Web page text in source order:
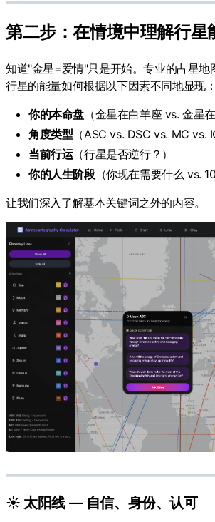
第二步：在情境中理解行星
知道"金星=爱情"只是开始。专业的占星地
行星的能量如何根据以下因素不同地显现：
你的本命盘 （金星在白羊座 vs. 金星
角度类型 （ASC vs. DSC vs. MC vs.
当前行运（行星是否逆行？）
你的人生阶段（你现在需要什么 vs. 10
让我们深入了解基本关键词之外的内容。
☀️ 太阳线 — 自信、身份、认可